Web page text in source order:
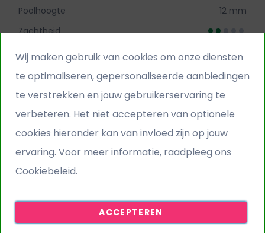
Wij maken gebruik van cookies om onze diensten
te optimaliseren, gepersonaliseerde aanbiedingen
te verstrekken en jouw gebruikerservaring te
verbeteren. Het niet accepteren van optionele
cookies hieronder kan van invloed zijn op jouw
ervaring. Voor meer informatie, raadpleeg ons
Cookiebeleid.
ACCEPTEREN
Poolhoogte
12 mm
Zachtheid
Echtheid
Gratis staal aanvragen
PERFECT VOOR OP HET BALKON